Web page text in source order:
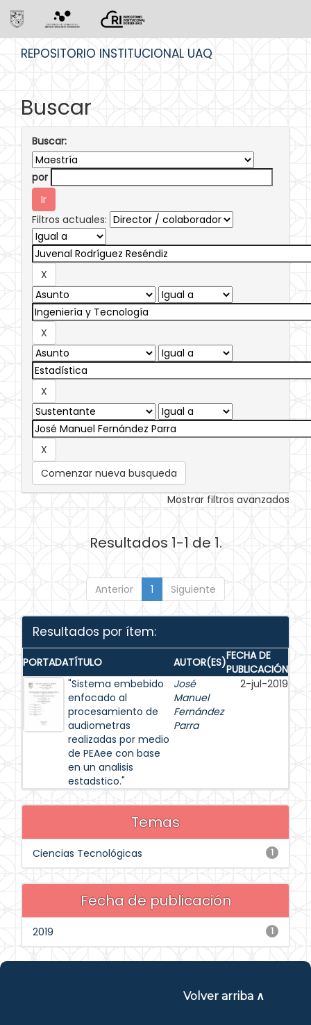
REPOSITORIO INSTITUCIONAL UAQ
Buscar
Buscar:
por
Filtros actuales:
Comenzar nueva busqueda
Mostrar filtros avanzados
Resultados 1-1 de 1.
Anterior 1 Siguiente
Resultados por ítem:
PORTADATÍTULO AUTOR(ES)FECHA DE
PUBLICACIÓN
"Sistema embebido
enfocado al
procesamiento de
audiometras
realizadas por medio
de PEAee con base
en un analisis
estadstico."
José
Manuel
Fernández
Parra
2-jul-2019
Temas
1
Ciencias Tecnológicas
Fecha de publicación
1
2019
Volver arriba ∧